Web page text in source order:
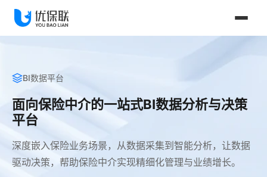
BI数据平台
面向保险中介的一站式BI数据分析与决策
平台
深度嵌入保险业务场景，从数据采集到智能分析，让数据
驱动决策，帮助保险中介实现精细化管理与业绩增长。